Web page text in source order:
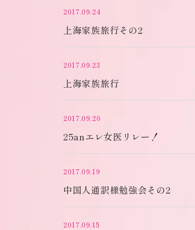
2017.09.24
上海家族旅行その2
2017.09.23
上海家族旅行
2017.09.20
25anエレ女医リレー！
2017.09.19
中国人通訳様勉強会その2
2017.09.15